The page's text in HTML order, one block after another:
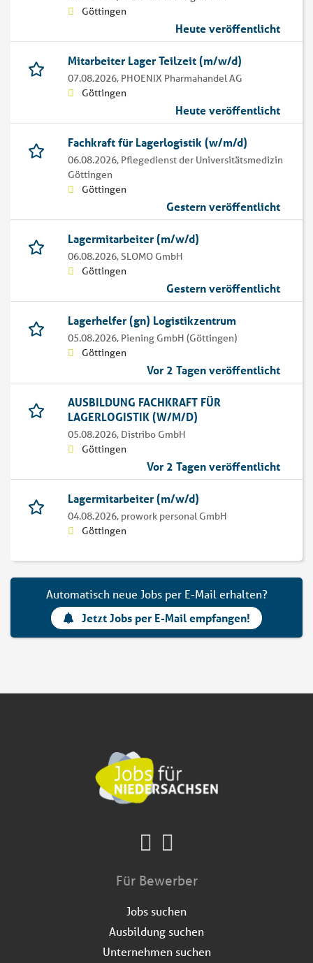
Göttingen
Heute veröffentlicht
Mitarbeiter Lager Teilzeit (m/w/d)
07.08.2026, PHOENIX Pharmahandel AG
Göttingen
Heute veröffentlicht
Fachkraft für Lagerlogistik (w/m/d)
06.08.2026, Pflegedienst der Universitätsmedizin
Göttingen
Göttingen
Gestern veröffentlicht
Lagermitarbeiter (m/w/d)
06.08.2026,SLOMO GmbH
Göttingen
Gestern veröffentlicht
Lagerhelfer (gn) Logistikzentrum
05.08.2026, Piening GmbH (Göttingen)
Göttingen
Vor 2 Tagen veröffentlicht
AUSBILDUNG FACHKRAFT FÜR
LAGERLOGISTIK (W/M/D)
05.08.2026, Distribo GmbH
Göttingen
Vor 2 Tagen veröffentlicht
Lagermitarbeiter (m/w/d)
04.08.2026, prowork personal GmbH
Göttingen
Automatisch neue Jobs per E-Mail erhalten?
Jetzt Jobs per E-Mail empfangen!
Für Bewerber
Jobs suchen
Ausbildung suchen
Unternehmen suchen